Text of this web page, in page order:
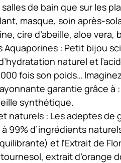
de bain que sur les
masque, soin après-
cire d’abeille, aloe vera,
Aquaporines : Petit bijou
naturel et
fois son poids…
garantie grâce
synthétique.
naturels : Les adeptes de
99% d’ingrédients
et l’Extrait de
extrait d’orange